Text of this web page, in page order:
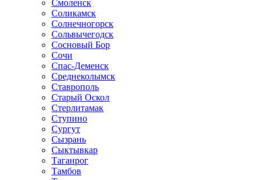
Смоленск
Соликамск
Солнечногорск
Сольвычегодск
Сосновый Бор
Сочи
Спас-Деменск
Среднеколымск
Ставрополь
Старый Оскол
Стерлитамак
Ступино
Сургут
Сызрань
Сыктывкар
Таганрог
Тамбов